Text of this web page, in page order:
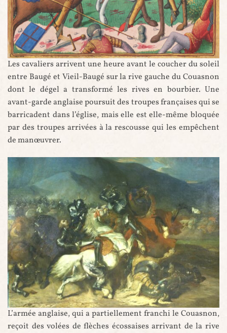
La bataille de Baugé - Vigiles du roi Charles VII, par Martial ,
XVe siècle (Gallica ID btv1b105380390/f60)
Les cavaliers arrivent une heure avant le coucher du soleil
entre Baugé et Vieil-Baugé sur la rive gauche du Couasnon
dont le dégel a transformé les rives en bourbier. Une
avant-garde anglaise poursuit des troupes françaises qui se
barricadent dans l’église, mais elle est elle-même bloquée
par des troupes arrivées à la rescousse qui les empêchent
de manœuvrer.
La Bataille de Baugé, par Alfred de Dreux, 1839
L’armée anglaise, qui a partiellement franchi le Couasnon,
reçoit des volées de flèches écossaises arrivant de la rive